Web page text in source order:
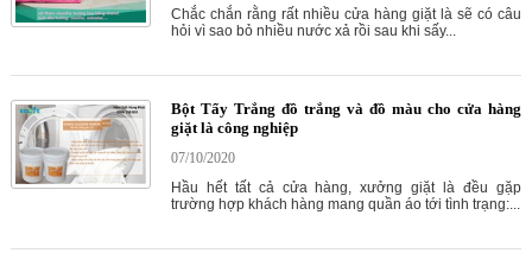
Chắc chắn rằng rất nhiều cửa hàng giặt là sẽ có câu
hỏi vì sao bỏ nhiều nước xả rồi sau khi sấy...
Bột Tẩy Trắng đồ trắng và đồ màu cho cửa hàng
giặt là công nghiệp
07/10/2020
Hầu hết tất cả cửa hàng, xưởng giặt là đều gặp
trường hợp khách hàng mang quần áo tới tình trạng:...